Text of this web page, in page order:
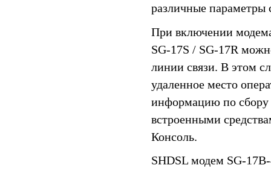
различные параметры
При включении
SG-17S / SG-17R
линии связи. В этом
удаленное место
информацию по сбору
встроенными
Консоль.
SHDSL модем SG-